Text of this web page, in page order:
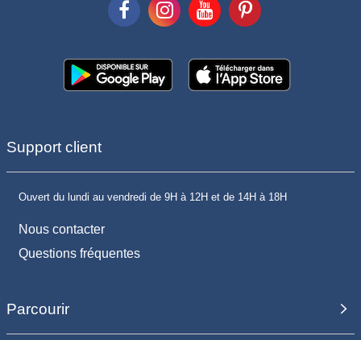
Support client
Ouvert du lundi au vendredi de 9H à 12H et de 14H à 18H
Nous contacter
Questions fréquentes
Parcourir